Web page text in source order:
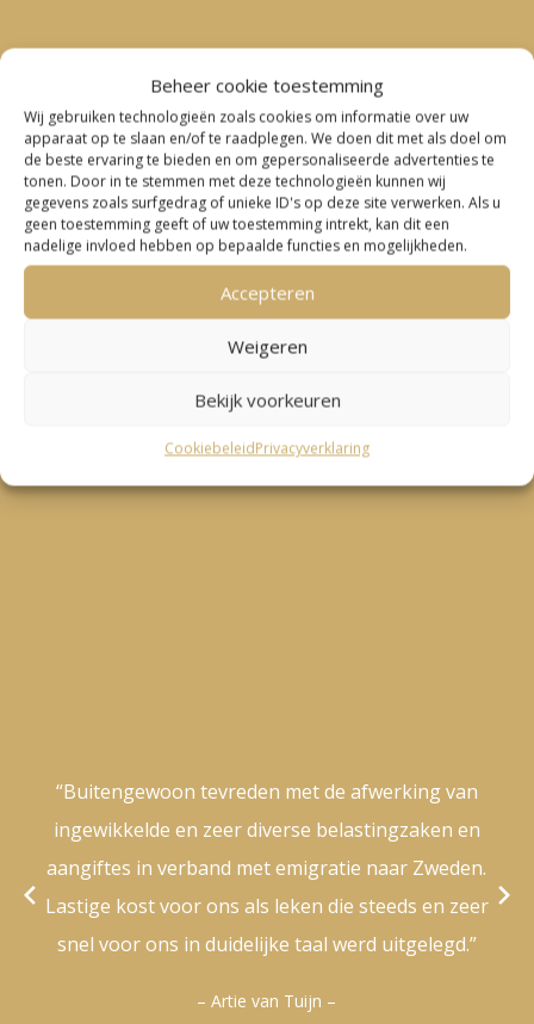
Beheer cookie toestemming
Wij gebruiken technologieën zoals cookies om informatie over uw
apparaat op te slaan en/of te raadplegen. We doen dit met als doel om
de beste ervaring te bieden en om gepersonaliseerde advertenties te
tonen. Door in te stemmen met deze technologieën kunnen wij
gegevens zoals surfgedrag of unieke ID's op deze site verwerken. Als u
geen toestemming geeft of uw toestemming intrekt, kan dit een
nadelige invloed hebben op bepaalde functies en mogelijkheden.
Accepteren
Weigeren
Bekijk voorkeuren
CookiebeleidPrivacyverklaring
“Buitengewoon tevreden met de afwerking van
ingewikkelde en zeer diverse belastingzaken en
aangiftes in verband met emigratie naar Zweden.
Lastige kost voor ons als leken die steeds en zeer
snel voor ons in duidelijke taal werd uitgelegd.”
– Artie van Tuijn –